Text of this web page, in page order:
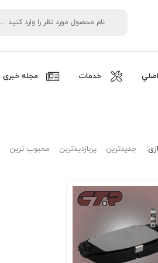
خدمات مجله خبری
جدیدترین پربازدیدترین محبوب ترین